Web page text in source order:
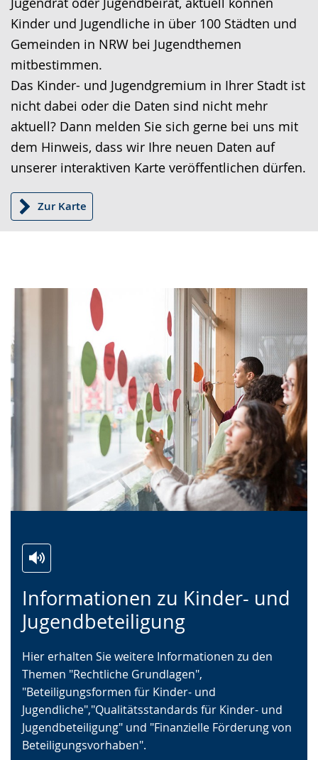
Kinder und Jugendliche in über 100 Städten und
Gemeinden in NRW bei Jugendthemen
mitbestimmen.
Das Kinder- und Jugendgremium in Ihrer Stadt ist
nicht dabei oder die Daten sind nicht mehr
aktuell? Dann melden Sie sich gerne bei uns mit
dem Hinweis, dass wir Ihre neuen Daten auf
unserer interaktiven Karte veröffentlichen dürfen.
Zur Karte
angezeigt.
Informationen zu Kinder- und
Jugendbeteiligung
Leichten
Sprache
wechseln.
Audio-
Unterstützung.
Video
in
Deutscher
Gebärdensprache
wird
angezeigt.
Hier erhalten Sie weitere Informationen zu den
Themen "Rechtliche Grundlagen",
"Beteiligungsformen für Kinder- und
Jugendliche","Qualitätsstandards für Kinder- und
Jugendbeteiligung" und "Finanzielle Förderung von
Beteiligungsvorhaben".